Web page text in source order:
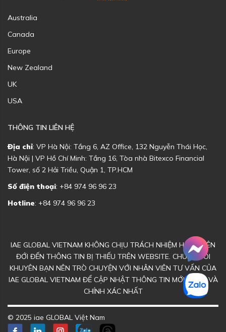
Australia
Canada
Europe
New Zealand
UK
USA
THÔNG TIN LIÊN HỆ
Địa chỉ: VP Hà Nội: Tầng 6, AZ Office, 132 Nguyễn Thái Học,
Hà Nội | VP Hồ Chí Minh: Tầng 16, Tòa nhà Bitexco Financial
Tower, số 2 Hải Triều, Quận 1, TP.HCM
Số điện thoại: +84 974 96 96 23
Hotline: +84 974 96 96 23
IAE GLOBAL VIETNAM KHÔNG CHỊU TRÁCH NHIỆM HOẶC LIÊN
ĐỚI ĐẾN THÔNG TIN BỊ THIẾU TRÊN WEBSITE. CHÚNG TÔI
KHUYÊN BẠN NÊN TRÒ CHUYỆN VỚI NHÂN VIÊN TƯ VẤN CỦA
IAE GLOBAL VIETNAM ĐỂ CẬP NHẬT THÔNG TIN MỚI NHẤT VÀ
CHÍNH XÁC NHẤT
© 2025 iae GLOBAL Việt Nam